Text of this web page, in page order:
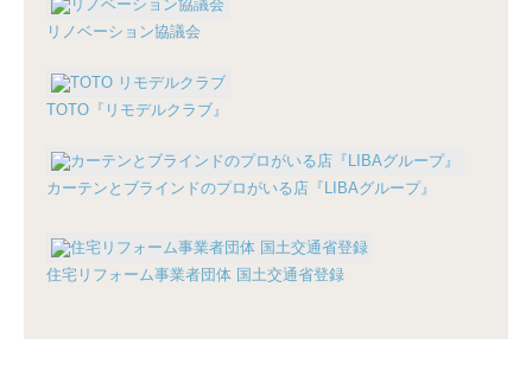
リノベーション協議会
TOTO『リモデルクラブ』
カーテンとブラインドのプロがいる店『LIBAグループ』
住宅リフォーム事業者団体 国土交通省登録